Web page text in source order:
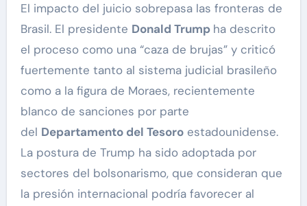
El impacto del juicio sobrepasa las fronteras de
Brasil. El presidente Donald Trump ha descrito
el proceso como una “caza de brujas” y criticó
fuertemente tanto al sistema judicial brasileño
como a la figura de Moraes, recientemente
blanco de sanciones por parte
del Departamento del Tesoroestadounidense.
La postura de Trump ha sido adoptada por
sectores del bolsonarismo, que consideran que
la presión internacional podría favorecer al